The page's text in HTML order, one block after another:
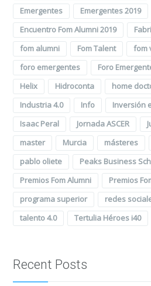
Emergentes
Emergentes 2019
Encuentro Fom Alumni 2019
fom alumni
Fom Talent fom
foro emergentes
Foro
Helix
Hidroconta home
Industria 4.0
Info
Inversión
Isaac Peral
Jornada ASCER
master
Murcia másteres
pablo oliete
Peaks Business
Premios Fom Alumni
Premios
programa superior
redes
talento 4.0
Tertulia Héroes i40
Recent Posts